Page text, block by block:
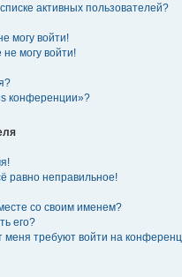
активных пользователей?
могу войти!
могу войти!
конференции»?
равно неправильное!
со своим именем?
его?
меня требуют войти на